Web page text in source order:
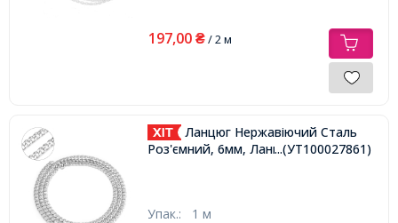
197,00 ₴/ 2 м
Ланцюг Нержавіючий Сталь
Роз'ємний, 6мм, Ланка 9х6х2мм,
...(УТ100027861)
Упак.: 1 м